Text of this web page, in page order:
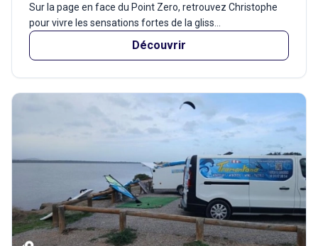
Sur la page en face du Point Zero, retrouvez Christophe
pour vivre les sensations fortes de la gliss...
Découvrir